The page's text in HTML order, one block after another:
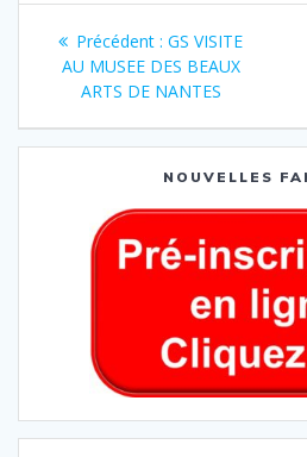
Précédent : GS VISITE
AU MUSEE DES BEAUX
ARTS DE NANTES
NOUVELLES